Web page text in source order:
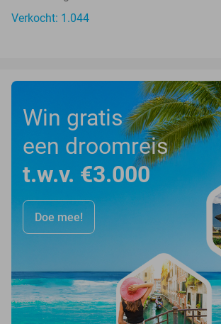
Verkocht: 1.044
Win gratis
een droomreis
t.w.v. €3.000
Doe mee!